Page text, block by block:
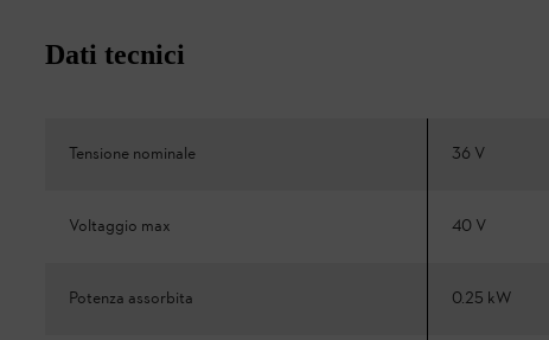
Dati tecnici
Tensione nominale 36 V
Voltaggio max 40 V
Potenza assorbita 0.25 kW